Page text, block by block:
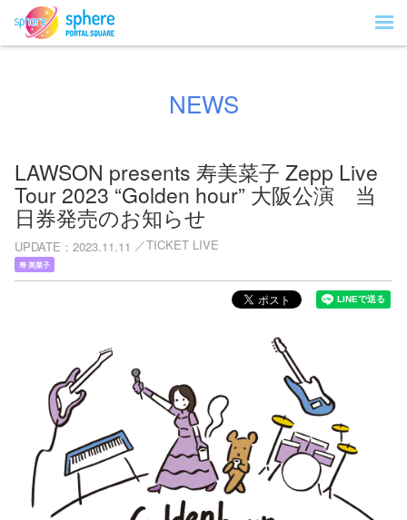
NEWS
LAWSON presents 寿美菜子 Zepp Live
Tour 2023 “Golden hour” 大阪公演 当
日券発売のお知らせ
UPDATE 2023.11.11 TICKET LIVE
寿 美菜子